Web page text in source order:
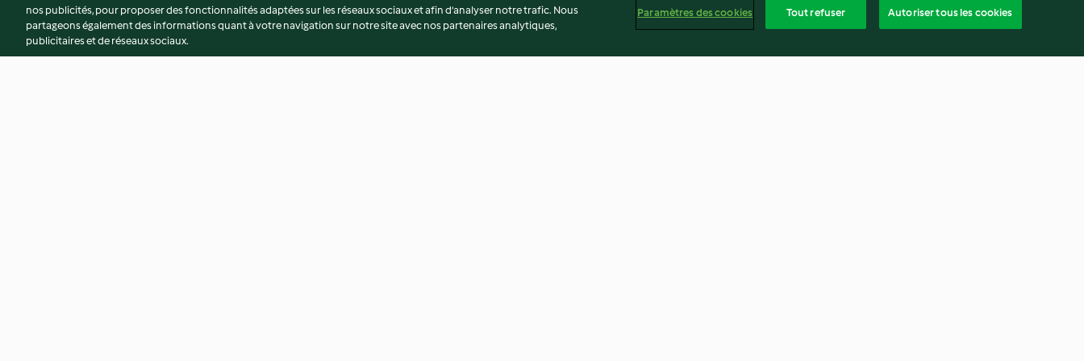
nos publicités, pour proposer des fonctionnalités adaptées sur les réseaux sociaux et afin d’analyser notre trafic. Nous
partageons également des informations quant à votre navigation sur notre site avec nos partenaires analytiques,
publicitaires et de réseaux sociaux.
Paramètres des cookies Tout refuser Autoriser tous les cookies